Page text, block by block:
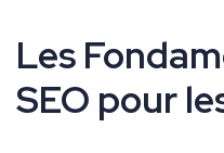
Les
SEO pour